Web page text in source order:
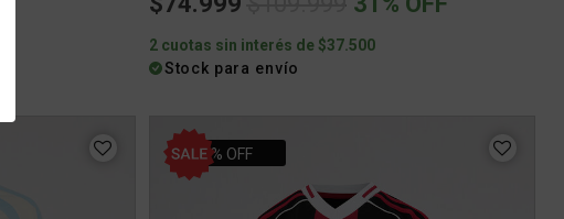
2 cuotas sin interés de $37.500
Stock para envío
40% OFF